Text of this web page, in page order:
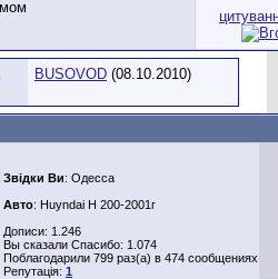
BUSOVOD (08.10.2010)
Звідки Ви: Одесса
Авто: Huyndai H 200-2001г
Дописи: 1.246
Вы сказали Спасибо: 1.074
Поблагодарили 799 раз(а) в 474 сообщениях
Репутація: 1